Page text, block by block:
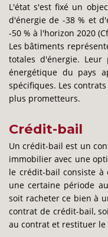
L'état s'est fixé un
d'énergie de -38 % et
-50 % à l'horizon 2020
Les bâtiments
totales d'énergie. Leur
énergétique du pays
spécifiques. Les
plus prometteurs.
Crédit-bail
Un crédit-bail est un
immobilier avec une
le crédit-bail consiste
une certaine période
soit racheter ce bien à
contrat de crédit-bail,
au contrat et restituer le